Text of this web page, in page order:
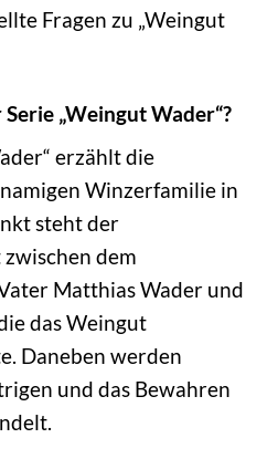
Fragen zu „Weingut
„Weingut Wader“?
erzählt die
Winzerfamilie in
steht der
dem
Matthias Wader und
das Weingut
Daneben werden
und das Bewahren